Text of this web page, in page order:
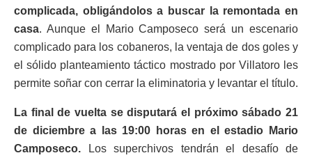
complicada, obligándolos a buscar la remontada en
casa. Aunque el Mario Camposeco será un escenario
complicado para los cobaneros, la ventaja de dos goles y
el sólido planteamiento táctico mostrado por Villatoro les
permite soñar con cerrar la eliminatoria y levantar el título.
La final de vuelta se disputará el próximo sábado 21
de diciembre a las 19:00 horas en el estadio Mario
Camposeco. Los superchivos tendrán el desafío de